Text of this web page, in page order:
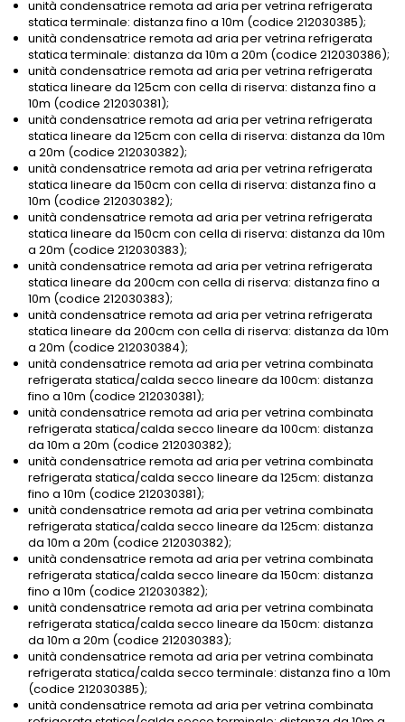
unità condensatrice remota ad aria per vetrina refrigerata
statica terminale: distanza fino a 10m (codice 212030385);
unità condensatrice remota ad aria per vetrina refrigerata
statica terminale: distanza da 10m a 20m (codice 212030386);
unità condensatrice remota ad aria per vetrina refrigerata
statica lineare da 125cm con cella di riserva: distanza fino a
10m (codice 212030381);
unità condensatrice remota ad aria per vetrina refrigerata
statica lineare da 125cm con cella di riserva: distanza da 10m
a 20m (codice 212030382);
unità condensatrice remota ad aria per vetrina refrigerata
statica lineare da 150cm con cella di riserva: distanza fino a
10m (codice 212030382);
unità condensatrice remota ad aria per vetrina refrigerata
statica lineare da 150cm con cella di riserva: distanza da 10m
a 20m (codice 212030383);
unità condensatrice remota ad aria per vetrina refrigerata
statica lineare da 200cm con cella di riserva: distanza fino a
10m (codice 212030383);
unità condensatrice remota ad aria per vetrina refrigerata
statica lineare da 200cm con cella di riserva: distanza da 10m
a 20m (codice 212030384);
unità condensatrice remota ad aria per vetrina combinata
refrigerata statica/calda secco lineare da 100cm: distanza
fino a 10m (codice 212030381);
unità condensatrice remota ad aria per vetrina combinata
refrigerata statica/calda secco lineare da 100cm: distanza
da 10m a 20m (codice 212030382);
unità condensatrice remota ad aria per vetrina combinata
refrigerata statica/calda secco lineare da 125cm: distanza
fino a 10m (codice 212030381);
unità condensatrice remota ad aria per vetrina combinata
refrigerata statica/calda secco lineare da 125cm: distanza
da 10m a 20m (codice 212030382);
unità condensatrice remota ad aria per vetrina combinata
refrigerata statica/calda secco lineare da 150cm: distanza
fino a 10m (codice 212030382);
unità condensatrice remota ad aria per vetrina combinata
refrigerata statica/calda secco lineare da 150cm: distanza
da 10m a 20m (codice 212030383);
unità condensatrice remota ad aria per vetrina combinata
refrigerata statica/calda secco terminale: distanza fino a 10m
(codice 212030385);
unità condensatrice remota ad aria per vetrina combinata